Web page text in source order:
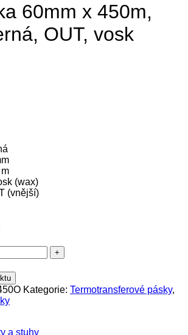
60mm x 450m,
OUT, vosk
(wax)
(vnější)
Kategorie: Termotransferové pásky,
a stuhy